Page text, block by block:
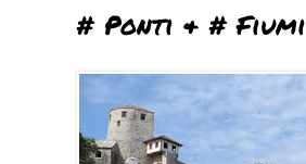
# Ponti & # Fiumi